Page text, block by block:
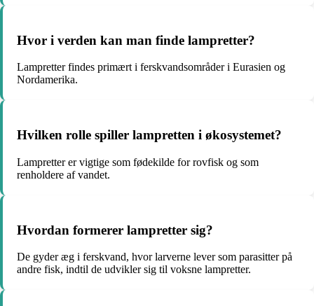
Hvor i verden kan man finde lampretter?
Lampretter findes primært i ferskvandsområder i Eurasien og
Nordamerika.
Hvilken rolle spiller lampretten i økosystemet?
Lampretter er vigtige som fødekilde for rovfisk og som
renholdere af vandet.
Hvordan formerer lampretter sig?
De gyder æg i ferskvand, hvor larverne lever som parasitter på
andre fisk, indtil de udvikler sig til voksne lampretter.